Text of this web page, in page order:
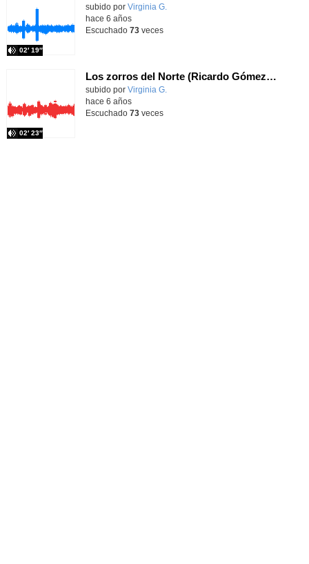
Contenido educativo.
subido por Virginia G.
02′ 19″
hace 6 años
Escuchado 73veces
Los zorros del Norte (Ricardo Gómez) Edelvives. Cap 1 y 2
Contenido educativo.
subido por Virginia G.
02′ 23″
hace 6 años
Escuchado 73veces